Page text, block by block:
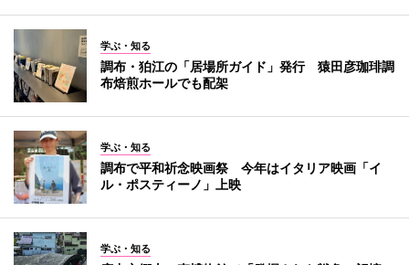
学ぶ・知る
調布・狛江の「居場所ガイド」発行 猿田彦珈琲調
布焙煎ホールでも配架
学ぶ・知る
調布で平和祈念映画祭 今年はイタリア映画「イ
ル・ポスティーノ」上映
学ぶ・知る